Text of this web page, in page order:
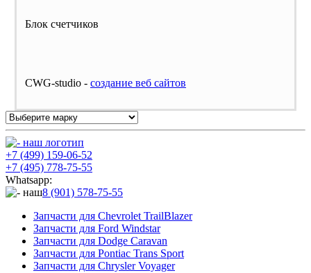
Блок счетчиков
CWG-studio - cоздание веб сайтов
+7 (499) 159-06-52
+7 (495) 778-75-55
Whatsapp:
8 (901) 578-75-55
Запчасти для Chevrolet TrailBlazer
Запчасти для Ford Windstar
Запчасти для Dodge Caravan
Запчасти для Pontiac Trans Sport
Запчасти для Chrysler Voyager